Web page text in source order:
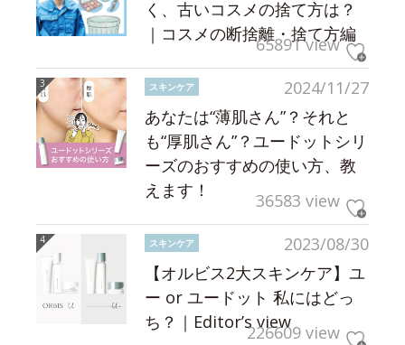
く、古いコスメの捨て方は？
｜コスメの断捨離・捨て方編
65891 view
2024/11/27
スキンケア
あなたは“薄肌さん”？それと
も“厚肌さん”？ユードットシリ
ーズのおすすめの使い方、教
えます！
36583 view
2023/08/30
スキンケア
【オルビス2大スキンケア】ユ
ー or ユードット 私にはどっ
ち？｜Editor’s view226609 view